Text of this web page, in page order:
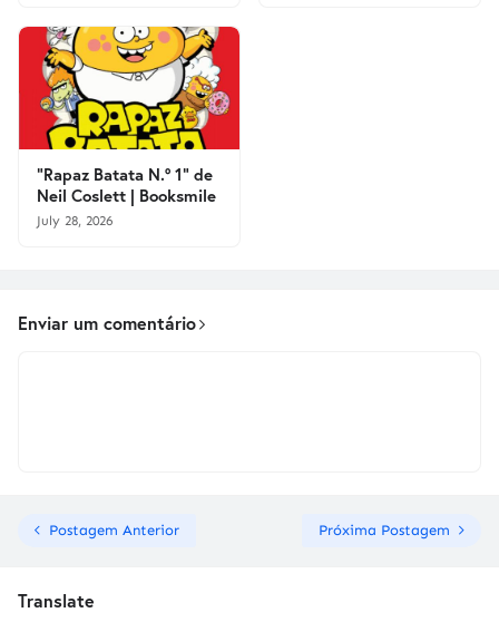
"Rapaz Batata N.º 1" de
Neil Coslett | Booksmile
July 28, 2026
Enviar um comentário
Postagem Anterior Próxima Postagem
Translate